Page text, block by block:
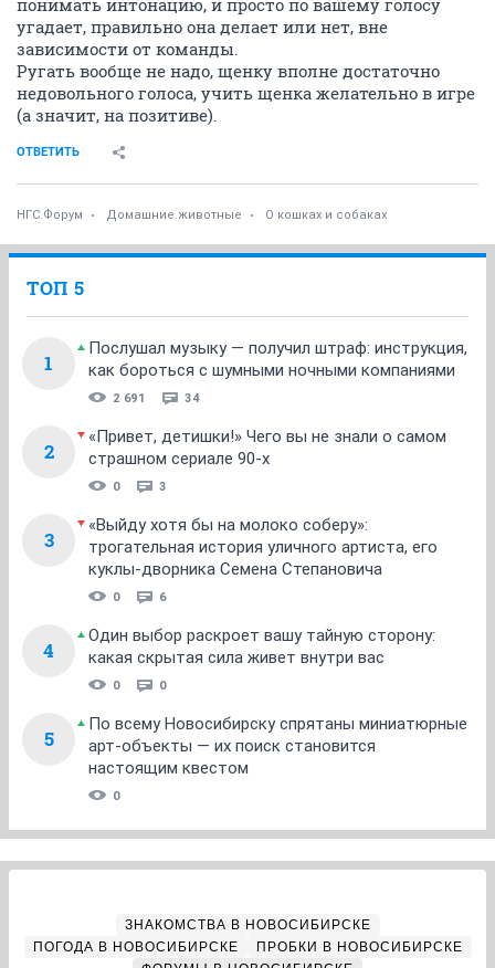
угадает, правильно она делает или нет, вне
зависимости от команды.
Ругать вообще не надо, щенку вполне достаточно
недовольного голоса, учить щенка желательно в игре
(а значит, на позитиве).
ОТВЕТИТЬ
НГС.Форум Домашние животные О кошках и собаках
ТОП 5
1
Послушал музыку — получил штраф: инструкция,
как бороться с шумными ночными компаниями
2 691 34
2
«Привет, детишки!» Чего вы не знали о самом
страшном сериале 90-х
0 3
3
«Выйду хотя бы на молоко соберу»:
трогательная история уличного артиста, его
куклы-дворника Семена Степановича
0 6
4
Один выбор раскроет вашу тайную сторону:
какая скрытая сила живет внутри вас
0 0
5
По всему Новосибирску спрятаны миниатюрные
арт-объекты — их поиск становится
настоящим квестом
0
ЗНАКОМСТВА В НОВОСИБИРСКЕ
ПОГОДА В НОВОСИБИРСКЕ
ПРОБКИ В НОВОСИБИРСКЕ